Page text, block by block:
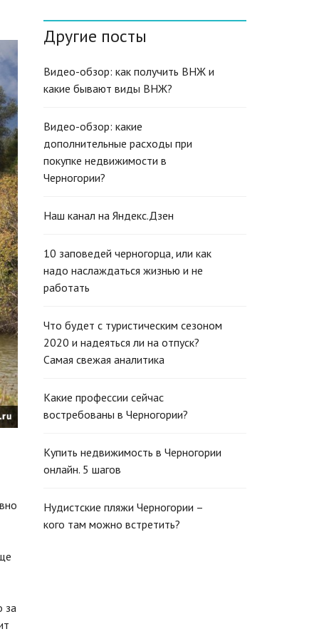
G
L
I
H
(
U
за
Другие посты
Видео-обзор: как получить ВНЖ и
какие бывают виды ВНЖ?
Видео-обзор: какие
дополнительные расходы при
покупке недвижимости в
Черногории?
Наш канал на Яндекс.Дзен
10 заповедей черногорца, или как
надо наслаждаться жизнью и не
работать
Что будет с туристическим сезоном
2020 и надеяться ли на отпуск?
Самая свежая аналитика
Какие профессии сейчас
востребованы в Черногории?
Купить недвижимость в Черногории
онлайн. 5 шагов
Нудистские пляжи Черногории –
кого там можно встретить?